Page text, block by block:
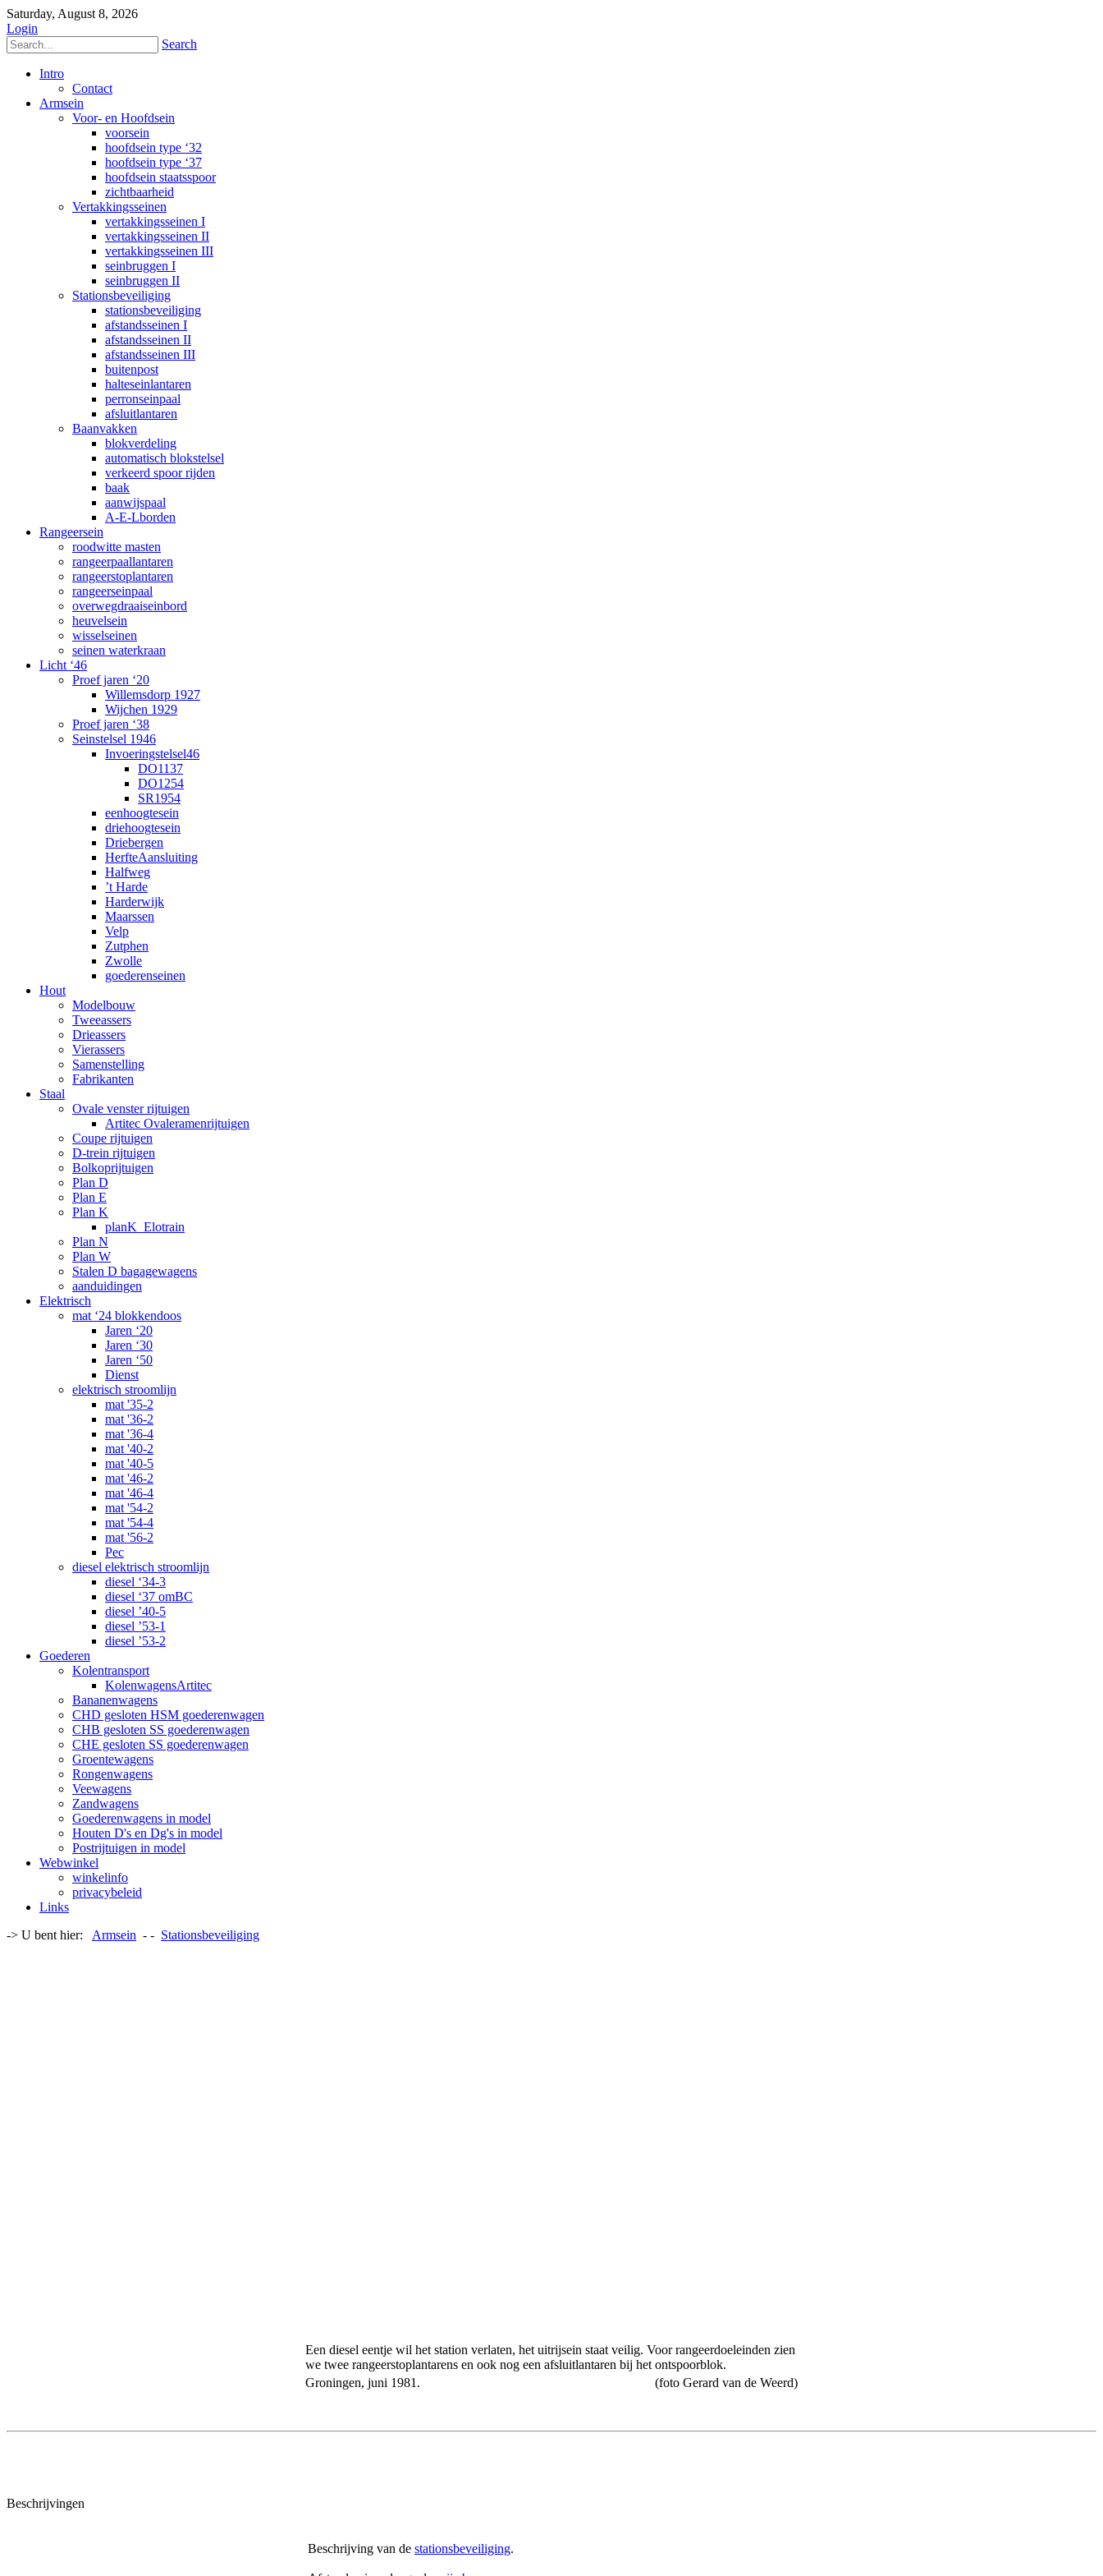
Saturday, August 8, 2026
Login
Search
Intro
Contact
Armsein
Voor- en Hoofdsein
voorsein
hoofdsein type ‘32
hoofdsein type ‘37
hoofdsein staatsspoor
zichtbaarheid
Vertakkingsseinen
vertakkingsseinen I
vertakkingsseinen II
vertakkingsseinen III
seinbruggen I
seinbruggen II
Stationsbeveiliging
stationsbeveiliging
afstandsseinen I
afstandsseinen II
afstandsseinen III
buitenpost
halteseinlantaren
perronseinpaal
afsluitlantaren
Baanvakken
blokverdeling
automatisch blokstelsel
verkeerd spoor rijden
baak
aanwijspaal
A-E-Lborden
Rangeersein
roodwitte masten
rangeerpaallantaren
rangeerstoplantaren
rangeerseinpaal
overwegdraaiseinbord
heuvelsein
wisselseinen
seinen waterkraan
Licht ‘46
Proef jaren ‘20
Willemsdorp 1927
Wijchen 1929
Proef jaren ‘38
Seinstelsel 1946
Invoeringstelsel46
DO1137
DO1254
SR1954
eenhoogtesein
driehoogtesein
Driebergen
HerfteAansluiting
Halfweg
’t Harde
Harderwijk
Maarssen
Velp
Zutphen
Zwolle
goederenseinen
Hout
Modelbouw
Tweeassers
Drieassers
Vierassers
Samenstelling
Fabrikanten
Staal
Ovale venster rijtuigen
Artitec Ovaleramenrijtuigen
Coupe rijtuigen
D-trein rijtuigen
Bolkoprijtuigen
Plan D
Plan E
Plan K
planK_Elotrain
Plan N
Plan W
Stalen D bagagewagens
aanduidingen
Elektrisch
mat ‘24 blokkendoos
Jaren ‘20
Jaren ‘30
Jaren ‘50
Dienst
elektrisch stroomlijn
mat '35-2
mat '36-2
mat '36-4
mat '40-2
mat '40-5
mat '46-2
mat '46-4
mat '54-2
mat '54-4
mat '56-2
Pec
diesel elektrisch stroomlijn
diesel ‘34-3
diesel ‘37 omBC
diesel ’40-5
diesel ’53-1
diesel ’53-2
Goederen
Kolentransport
KolenwagensArtitec
Bananenwagens
CHD gesloten HSM goederenwagen
CHB gesloten SS goederenwagen
CHE gesloten SS goederenwagen
Groentewagens
Rongenwagens
Veewagens
Zandwagens
Goederenwagens in model
Houten D's en Dg's in model
Postrijtuigen in model
Webwinkel
winkelinfo
privacybeleid
Links
-> U bent hier: Armsein - - Stationsbeveiliging
Een diesel eentje wil het station verlaten, het uitrijsein staat veilig. Voor rangeerdoeleinden zien
we twee rangeerstoplantarens en ook nog een afsluitlantaren bij het ontspoorblok.
Groningen, juni 1981.
(foto Gerard van de Weerd)
Beschrijvingen
Beschrijving van de stationsbeveiliging.